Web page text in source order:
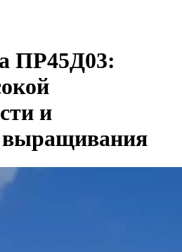
ПР45Д03:
и
выращивания